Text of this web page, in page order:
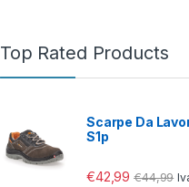
Top Rated Products
Scarpe Da
S1p
€42,99 €44,99